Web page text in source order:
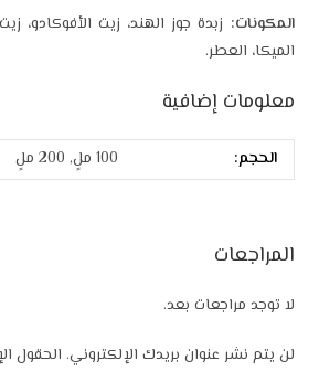
المكونات: زبدة جوز الهند، زيت الأفوكادو،
الميكا، العطر.
معلومات إضافية
الحجم: 100 ملٍ, 200 ملٍ
المراجعات
لا توجد مراجعات بعد.
لن يتم نشر عنوان بريدك الإلكتروني. الحقول